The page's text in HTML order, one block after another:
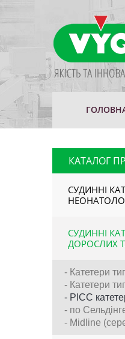
КАТАЛОГ
СУДИННІ
СУДИННІ
ДОРОСЛИХ
- Катетери
- Катетери
- PICC
- по
- Midline